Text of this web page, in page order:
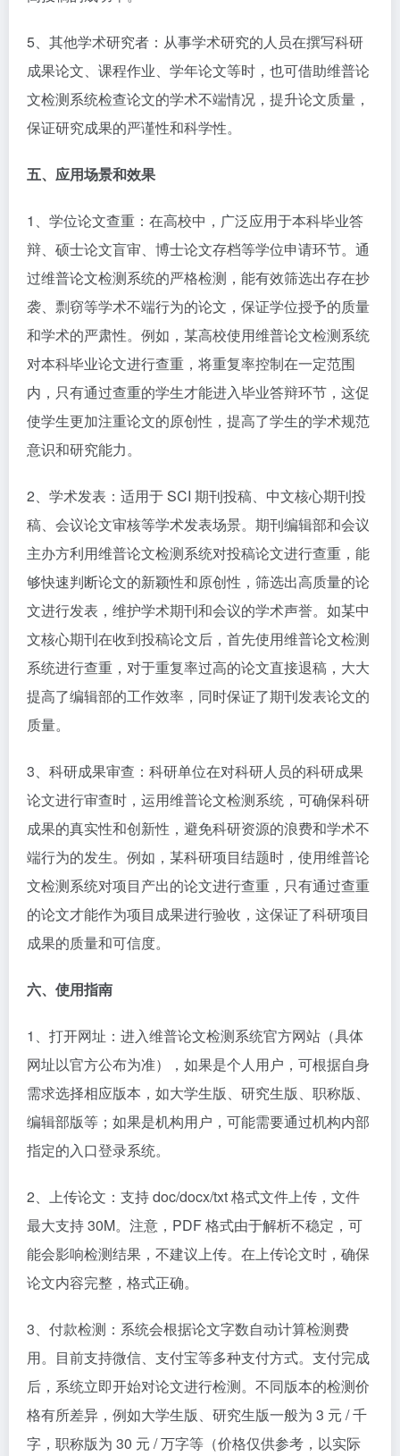
5、其他学术研究者：从事学术研究的人员在撰写科研
成果论文、课程作业、学年论文等时，也可借助维普论
文检测系统检查论文的学术不端情况，提升论文质量，
保证研究成果的严谨性和科学性。​
五、应用场景和效果​
1、学位论文查重：在高校中，广泛应用于本科毕业答
辩、硕士论文盲审、博士论文存档等学位申请环节。通
过维普论文检测系统的严格检测，能有效筛选出存在抄
袭、剽窃等学术不端行为的论文，保证学位授予的质量
和学术的严肃性。例如，某高校使用维普论文检测系统
对本科毕业论文进行查重，将重复率控制在一定范围
内，只有通过查重的学生才能进入毕业答辩环节，这促
使学生更加注重论文的原创性，提高了学生的学术规范
意识和研究能力。​
2、学术发表：适用于 SCI 期刊投稿、中文核心期刊投
稿、会议论文审核等学术发表场景。期刊编辑部和会议
主办方利用维普论文检测系统对投稿论文进行查重，能
够快速判断论文的新颖性和原创性，筛选出高质量的论
文进行发表，维护学术期刊和会议的学术声誉。如某中
文核心期刊在收到投稿论文后，首先使用维普论文检测
系统进行查重，对于重复率过高的论文直接退稿，大大
提高了编辑部的工作效率，同时保证了期刊发表论文的
质量。​
3、科研成果审查：科研单位在对科研人员的科研成果
论文进行审查时，运用维普论文检测系统，可确保科研
成果的真实性和创新性，避免科研资源的浪费和学术不
端行为的发生。例如，某科研项目结题时，使用维普论
文检测系统对项目产出的论文进行查重，只有通过查重
的论文才能作为项目成果进行验收，这保证了科研项目
成果的质量和可信度。​
六、使用指南​
1、打开网址：进入维普论文检测系统官方网站（具体
网址以官方公布为准），如果是个人用户，可根据自身
需求选择相应版本，如大学生版、研究生版、职称版、
编辑部版等；如果是机构用户，可能需要通过机构内部
指定的入口登录系统。​
2、上传论文：支持 doc/docx/txt 格式文件上传，文件
最大支持 30M。注意，PDF 格式由于解析不稳定，可
能会影响检测结果，不建议上传。在上传论文时，确保
论文内容完整，格式正确。​
3、付款检测：系统会根据论文字数自动计算检测费
用。目前支持微信、支付宝等多种支付方式。支付完成
后，系统立即开始对论文进行检测。不同版本的检测价
格有所差异，例如大学生版、研究生版一般为 3 元 / 千
字，职称版为 30 元 / 万字等（价格仅供参考，以实际